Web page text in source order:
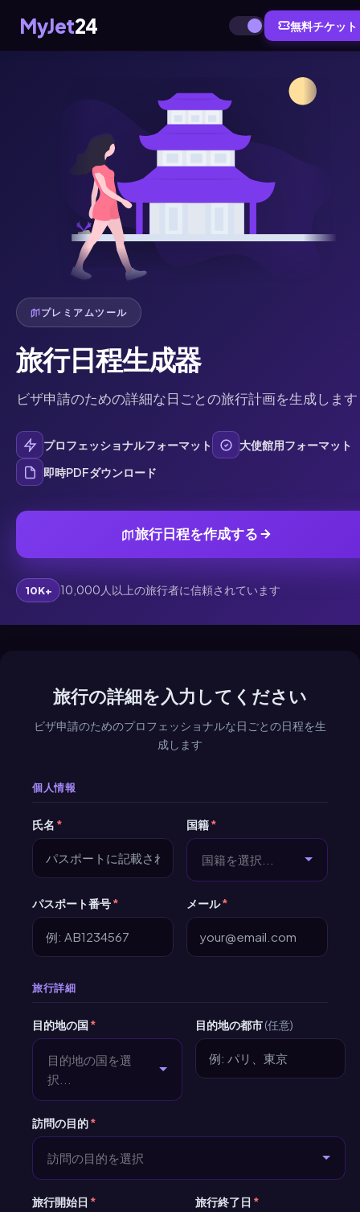
MyJet24 無料チケット
プレミアムツール
旅行日程生成器
ビザ申請のための詳細な日ごとの旅行計画を生成します
プロフェッショナルフォーマット
大使館用フォーマット
即時PDFダウンロード
旅行日程を作成する
10K+ 10,000人以上の旅行者に信頼されています
旅行の詳細を入力してください
ビザ申請のためのプロフェッショナルな日ごとの日程を生
成します
個人情報
氏名 * 国籍*
国籍を選択...
パスポート番号* メール*
旅行詳細
目的地の国*
目的地の国を選
択...
目的地の都市(任意)
訪問の目的*
訪問の目的を選択
旅行開始日 * 旅行終了日 *